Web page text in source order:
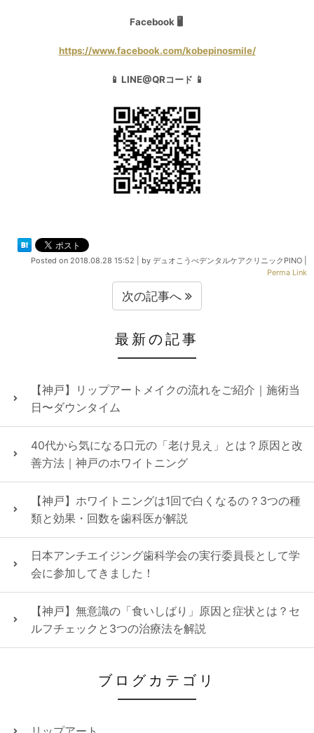
Facebook 🖥
https://www.facebook.com/kobepinosmile/
📱 LINE@QRコード 📱
Posted on 2018.08.28 15:52 by デュオこうべデンタルケアクリニックPINO
Perma Link
次の記事へ
最新の記事
【神戸】リップアートメイクの流れをご紹介｜施術当
日〜ダウンタイム
40代から気になる口元の「老け見え」とは？原因と改
善方法｜神戸のホワイトニング
【神戸】ホワイトニングは1回で白くなるの？3つの種
類と効果・回数を歯科医が解説
日本アンチエイジング歯科学会の実行委員長として学
会に参加してきました！
【神戸】無意識の「食いしばり」原因と症状とは？セ
ルフチェックと3つの治療法を解説
ブログカテゴリ